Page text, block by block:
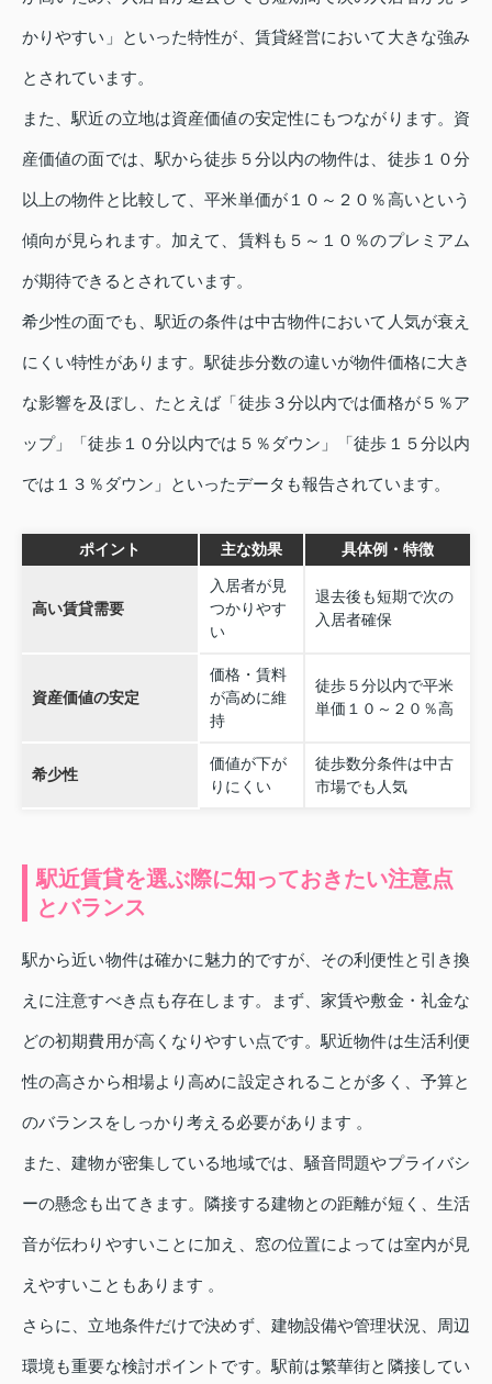
かりやすい」といった特性が、賃貸経営において大きな強み
とされています。
また、駅近の立地は資産価値の安定性にもつながります。資
産価値の面では、駅から徒歩５分以内の物件は、徒歩１０分
以上の物件と比較して、平米単価が１０～２０％高いという
傾向が見られます。加えて、賃料も５～１０％のプレミアム
が期待できるとされています。
希少性の面でも、駅近の条件は中古物件において人気が衰え
にくい特性があります。駅徒歩分数の違いが物件価格に大き
な影響を及ぼし、たとえば「徒歩３分以内では価格が５％ア
ップ」「徒歩１０分以内では５％ダウン」「徒歩１５分以内
では１３％ダウン」といったデータも報告されています。
ポイント 主な効果 具体例・特徴
高い賃貸需要
入居者が見
つかりやす
い
退去後も短期で次の
入居者確保
資産価値の安定
価格・賃料
が高めに維
持
徒歩５分以内で平米
単価１０～２０％高
希少性
価値が下が
りにくい
徒歩数分条件は中古
市場でも人気
駅近賃貸を選ぶ際に知っておきたい注意点
とバランス
駅から近い物件は確かに魅力的ですが、その利便性と引き換
えに注意すべき点も存在します。まず、家賃や敷金・礼金な
どの初期費用が高くなりやすい点です。駅近物件は生活利便
性の高さから相場より高めに設定されることが多く、予算と
のバランスをしっかり考える必要があります 。
また、建物が密集している地域では、騒音問題やプライバシ
ーの懸念も出てきます。隣接する建物との距離が短く、生活
音が伝わりやすいことに加え、窓の位置によっては室内が見
えやすいこともあります 。
さらに、立地条件だけで決めず、建物設備や管理状況、周辺
環境も重要な検討ポイントです。駅前は繁華街と隣接してい